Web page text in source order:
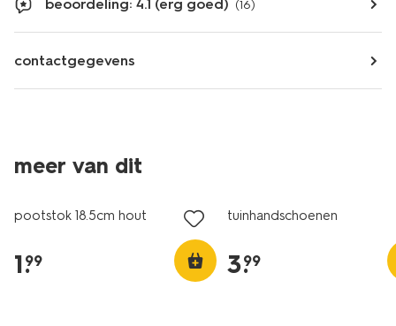
beoordeling: 4.1 (erg goed) (16)
contactgegevens
meer van dit
pootstok 18.5cm hout
1.
99
tuinhandschoenen
3.
99